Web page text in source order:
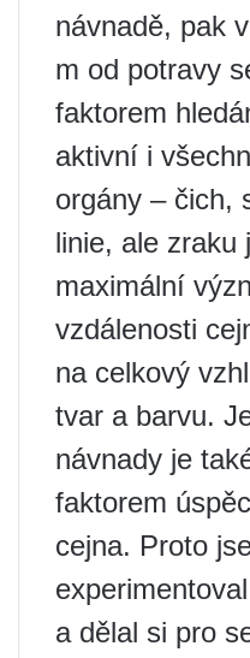
návnadě, pak
m od potravy
faktorem
aktivní i
orgány – čich,
linie, ale zraku
maximální
vzdálenosti
na celkový
tvar a barvu.
návnady je
faktorem
cejna. Proto
a dělal si pro